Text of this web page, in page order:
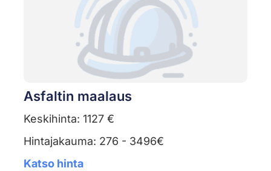
Asfaltin maalaus
Keskihinta: 1127 €
Hintajakauma: 276 - 3496€
Katso hinta